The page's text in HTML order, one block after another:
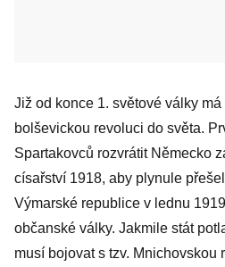
Již od konce 1. světové války
bolševickou revoluci do světa.
Spartakovců rozvrátit Německo
císařství 1918, aby plynule
Výmarské republice v lednu
občanské války. Jakmile stát
musí bojovat s tzv. Mnichovskou